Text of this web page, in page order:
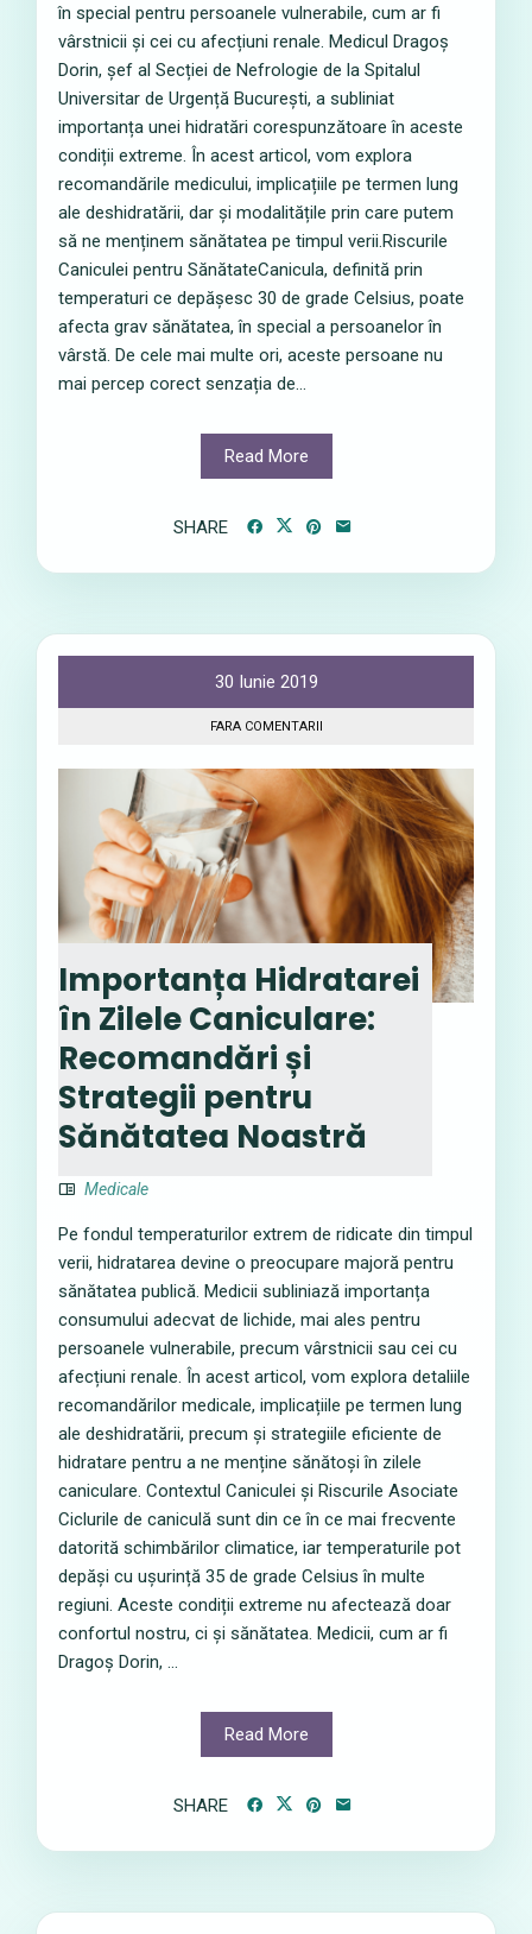
în special pentru persoanele vulnerabile, cum ar fi
vârstnicii și cei cu afecțiuni renale. Medicul Dragoș
Dorin, șef al Secției de Nefrologie de la Spitalul
Universitar de Urgență București, a subliniat
importanța unei hidratări corespunzătoare în aceste
condiții extreme. În acest articol, vom explora
recomandările medicului, implicațiile pe termen lung
ale deshidratării, dar și modalitățile prin care putem
să ne menținem sănătatea pe timpul verii.Riscurile
Caniculei pentru SănătateCanicula, definită prin
temperaturi ce depășesc 30 de grade Celsius, poate
afecta grav sănătatea, în special a persoanelor în
vârstă. De cele mai multe ori, aceste persoane nu
mai percep corect senzația de...
Read More
SHARE
30 Iunie 2019
FARA COMENTARII
Importanța Hidratarei
în Zilele Caniculare:
Recomandări și
Strategii pentru
Sănătatea Noastră
Medicale
Pe fondul temperaturilor extrem de ridicate din timpul
verii, hidratarea devine o preocupare majoră pentru
sănătatea publică. Medicii subliniază importanța
consumului adecvat de lichide, mai ales pentru
persoanele vulnerabile, precum vârstnicii sau cei cu
afecțiuni renale. În acest articol, vom explora detaliile
recomandărilor medicale, implicațiile pe termen lung
ale deshidratării, precum și strategiile eficiente de
hidratare pentru a ne menține sănătoși în zilele
caniculare. Contextul Caniculei și Riscurile Asociate
Ciclurile de caniculă sunt din ce în ce mai frecvente
datorită schimbărilor climatice, iar temperaturile pot
depăși cu ușurință 35 de grade Celsius în multe
regiuni. Aceste condiții extreme nu afectează doar
confortul nostru, ci și sănătatea. Medicii, cum ar fi
Dragoș Dorin, ...
Read More
SHARE